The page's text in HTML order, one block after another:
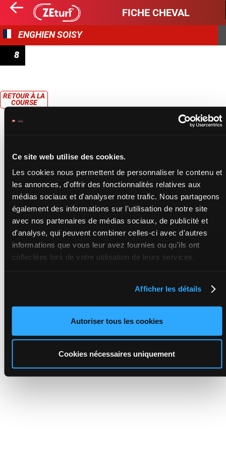
Ce site web utilise des cookies.
Les cookies nous permettent de personnaliser le contenu et
les annonces, d'offrir des fonctionnalités relatives aux
médias sociaux et d'analyser notre trafic. Nous partageons
également des informations sur l'utilisation de notre site
avec nos partenaires de médias sociaux, de publicité et
d'analyse, qui peuvent combiner celles-ci avec d'autres
informations que vous leur avez fournies ou qu'ils ont
collectées lors de votre utilisation de leurs services.
Afficher les détails
Autoriser tous les cookies
Cookies nécessaires uniquement
FICHE CHEVAL
ENGHIEN SOISY
8
RETOUR À LA
COURSE